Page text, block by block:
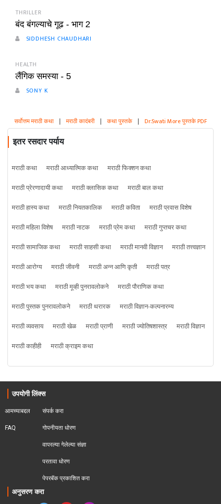
THRILLER
बंद बंगल्याचे गूढ - भाग 2
SIDDHESH CHAUDHARI
HEALTH
लैंगिक समस्या - 5
SONY K
सर्वोत्तम मराठी कथा | मराठी कादंबरी | कथा पुस्तके | Dr.Swati More पुस्तके PDF
इतर रसदार पर्याय
मराठी कथा मराठी आध्यात्मिक कथा
मराठी फिक्शन कथा
मराठी प्रेरणादायी कथा
मराठी क्लासिक कथा
मराठी बाल कथा
मराठी हास्य कथा
मराठी नियतकालिक मराठी कविता
मराठी प्रवास विशेष
मराठी महिला विशेष
मराठी नाटक मराठी प्रेम कथा
मराठी गुप्तचर कथा
मराठी सामाजिक कथा
मराठी साहसी कथा मराठी मानवी विज्ञान
मराठी तत्त्वज्ञान
मराठी आरोग्य
मराठी जीवनी मराठी अन्न आणि कृती
मराठी पत्र
मराठी भय कथा
मराठी मूव्ही पुनरावलोकने
मराठी पौराणिक कथा
मराठी पुस्तक पुनरावलोकने
मराठी थरारक
मराठी विज्ञान-कल्पनारम्य
मराठी व्यवसाय
मराठी खेळ मराठी प्राणी मराठी ज्योतिषशास्त्र
मराठी विज्ञान
मराठी काहीही
मराठी क्राइम कथा
उपयोगी लिंक्स
आमच्याबद्दल
FAQ
संपर्क करा
गोपनीयता धोरण
वापरल्या गेलेल्या संज्ञा
परतावा धोरण
पेपरबॅक प्रकाशित करा
अनुसरण करा